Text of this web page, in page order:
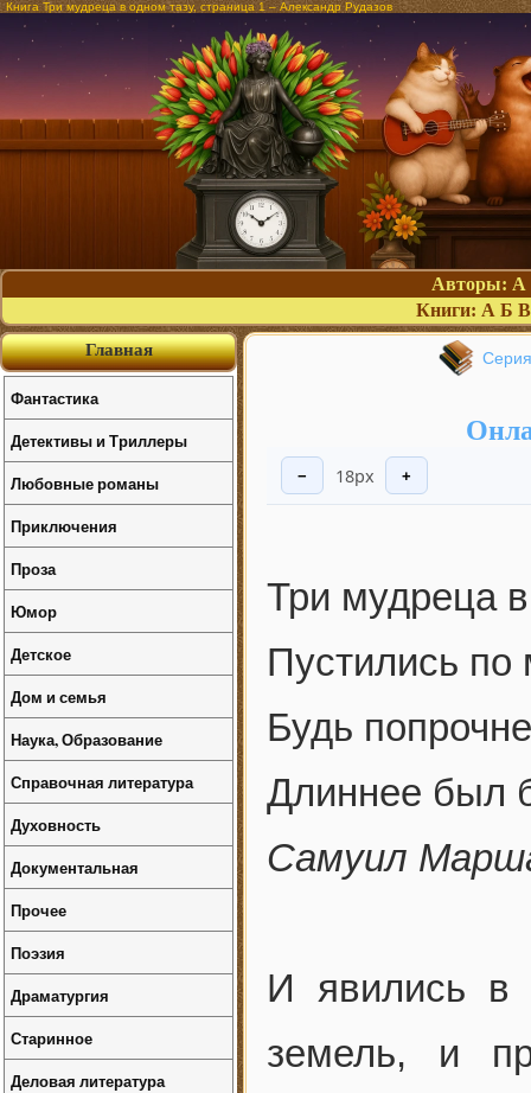
Книга Три мудреца в одном тазу, страница 1 – Александр Рудазов
Авторы: А
Книги: А Б В
− 18px +
Три мудреца
Пустились по
Будь
Длиннее был
Самуил
И явились в
земель, и
Главная
Фантастика
Детективы и Триллеры
Любовные романы
Приключения
Проза
Юмор
Детское
Дом и семья
Наука, Образование
Справочная литература
Духовность
Документальная
Прочее
Поэзия
Драматургия
Старинное
Деловая литература